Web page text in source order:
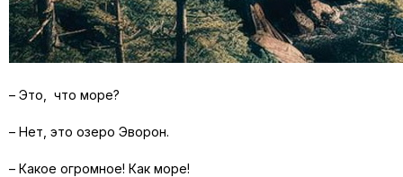
– Это, что море?
– Нет, это озеро Эворон.
– Какое огромное! Как море!